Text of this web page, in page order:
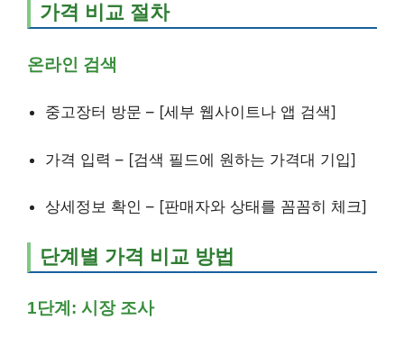
가격 비교 절차
온라인 검색
중고장터 방문 – [세부 웹사이트나 앱 검색]
가격 입력 – [검색 필드에 원하는 가격대 기입]
상세정보 확인 – [판매자와 상태를 꼼꼼히 체크]
단계별 가격 비교 방법
1단계: 시장 조사